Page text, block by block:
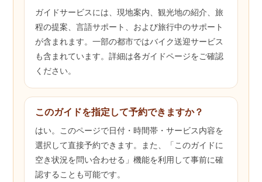
ガイドサービスには、現地案内、観光地の紹介、旅
程の提案、言語サポート、および旅行中のサポート
が含まれます。一部の都市ではバイク送迎サービス
も含まれています。詳細は各ガイドページをご確認
ください。
このガイドを指定して予約できますか？
はい。このページで日付・時間帯・サービス内容を
選択して直接予約できます。また、「このガイドに
空き状況を問い合わせる」機能を利用して事前に確
認することも可能です。